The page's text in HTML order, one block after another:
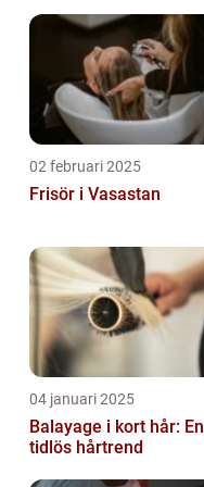
02 februari 2025
Frisör i Vasastan
04 januari 2025
Balayage i kort hår: En
tidlös hårtrend